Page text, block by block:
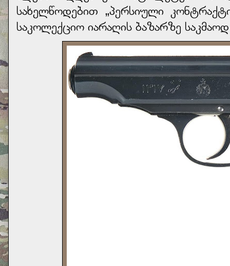
სახელწოდებით „პერსიული
საკოლექციო იარაღის ბაზარზე